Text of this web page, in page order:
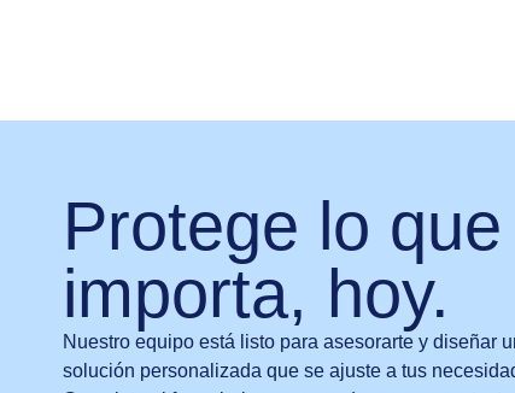
Protege lo
importa, hoy.
Nuestro equipo está listo para asesorarte y diseñar
solución personalizada que se ajuste a tus